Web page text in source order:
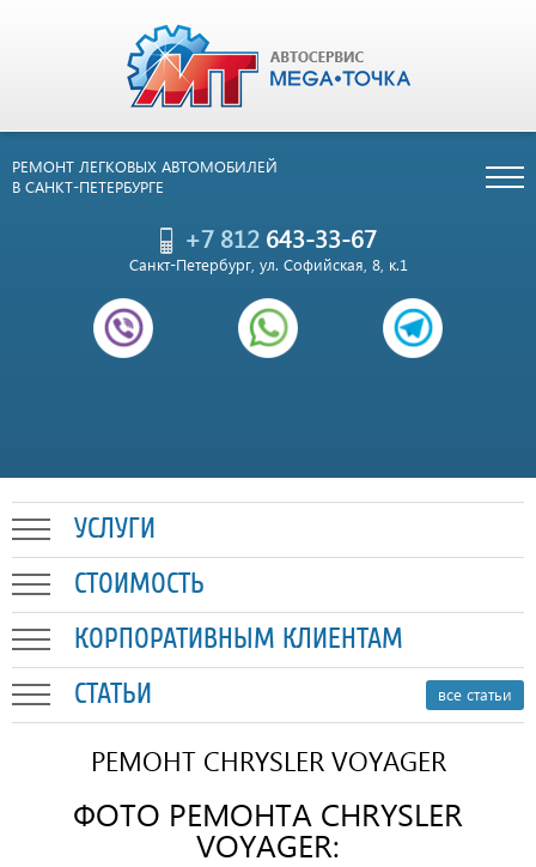
РЕМОНТ ЛЕГКОВЫХ АВТОМОБИЛЕЙ
В САНКТ-ПЕТЕРБУРГЕ
+7 812643-33-67
Санкт-Петербург, ул. Софийская, 8, к.1
УСЛУГИ
СТОИМОСТЬ
КОРПОРАТИВНЫМ КЛИЕНТАМ
СТАТЬИ
все статьи
РЕМОНТ CHRYSLER VOYAGER
ФОТО РЕМОНТА CHRYSLER
VOYAGER: